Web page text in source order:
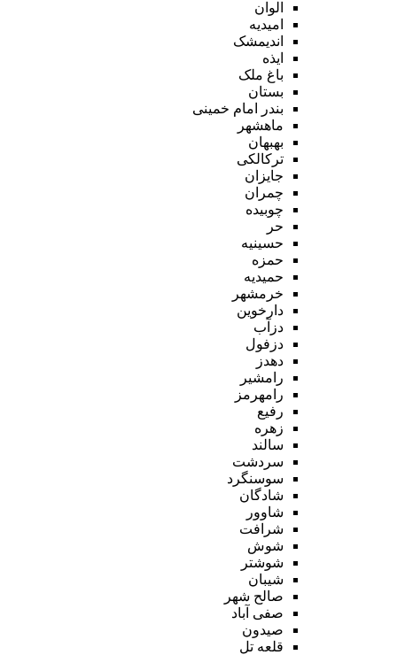
الوان
امیدیه
اندیمشک
ایذه
باغ ملک
بستان
بندر امام خمینی
ماهشهر
بهبهان
ترکالکی
جایزان
چمران
چوبیده
حر
حسینیه
حمزه
حمیدیه
خرمشهر
دارخوین
دزآب
دزفول
دهدز
رامشیر
رامهرمز
رفیع
زهره
سالند
سردشت
سوسنگرد
شادگان
شاوور
شرافت
شوش
شوشتر
شیبان
صالح شهر
صفی آباد
صیدون
قلعه تل